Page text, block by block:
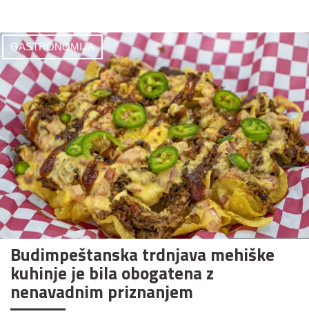
GASTRONOMIJA
Budimpeštanska trdnjava mehiške
kuhinje je bila obogatena z
nenavadnim priznanjem